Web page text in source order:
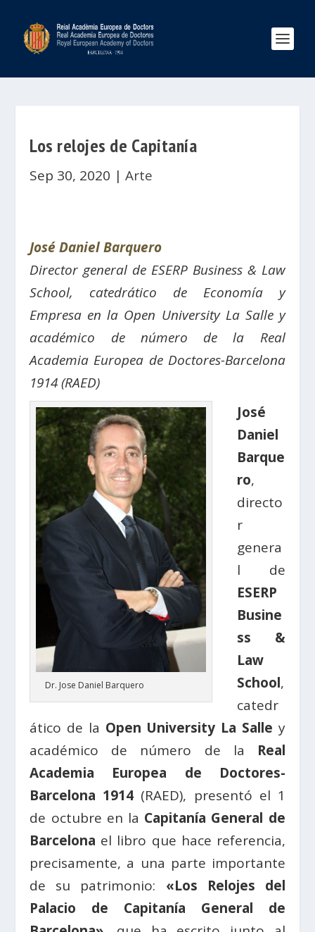
Los relojes de Capitanía
Sep 30, 2020 |Arte
José Daniel Barquero
Director general de ESERP Business & Law
School, catedrático de Economía y
Empresa en la Open University La Salle y
académico de número de la Real
Academia Europea de Doctores-Barcelona
1914 (RAED)
Dr. Jose Daniel Barquero
José
Daniel
Barque
ro,
directo
r
genera
l de
ESERP
Busine
ss &
Law
School,
catedr
ático de la Open University La Salle y
académico de número de la Real
Academia Europea de Doctores-
Barcelona 1914 (RAED), presentó el 1
de octubre en la Capitanía General de
Barcelona el libro que hace referencia,
precisamente, a una parte importante
de su patrimonio: «Los Relojes del
Palacio de Capitanía General de